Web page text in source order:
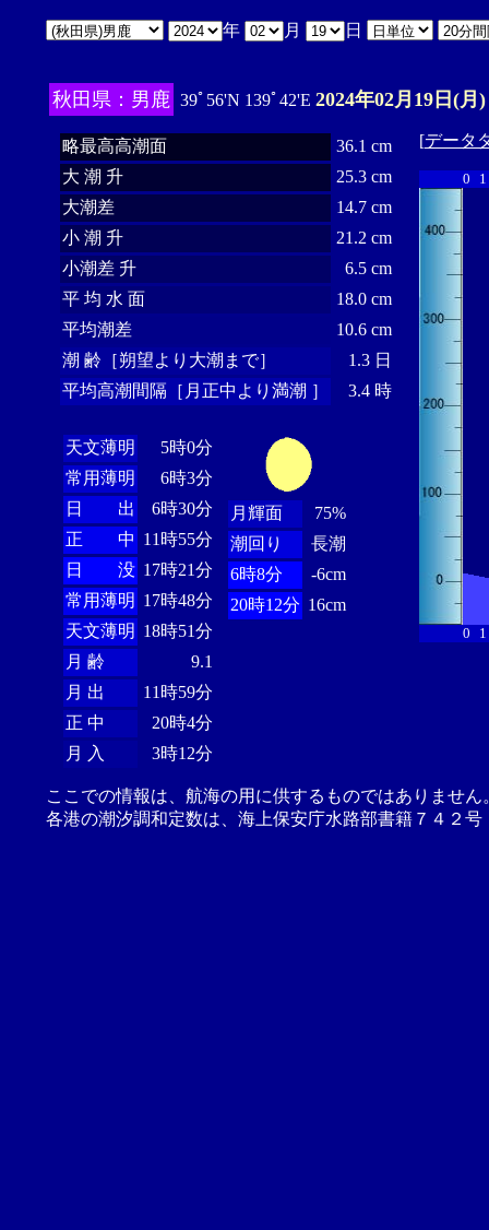
年 月 日
秋田県：男鹿 39ﾟ56'N 139ﾟ42'E 2024年02月19日(月)
略最高高潮面
36.1 cm
大 潮 升
25.3 cm
大潮差
14.7 cm
小 潮 升
21.2 cm
小潮差 升
6.5 cm
平 均 水 面
18.0 cm
平均潮差
10.6 cm
潮 齢［朔望より大潮まで］
1.3 日
平均高潮間隔［月正中より満潮 ］
3.4 時
天文薄明
5時0分
常用薄明
6時3分
日 出
6時30分
正 中 11時55分
日 没 17時21分
常用薄明 17時48分
天文薄明 18時51分
月 齢
9.1
月 出
11時59分
正 中
20時4分
月 入
3時12分
月輝面
75%
潮回り
長潮
6時8分
-6cm
20時12分 16cm
[データ
0 1
0 1
ここでの情報は、航海の用に供するものではありませ
各港の潮汐調和定数は、海上保安庁水路部書籍７４２